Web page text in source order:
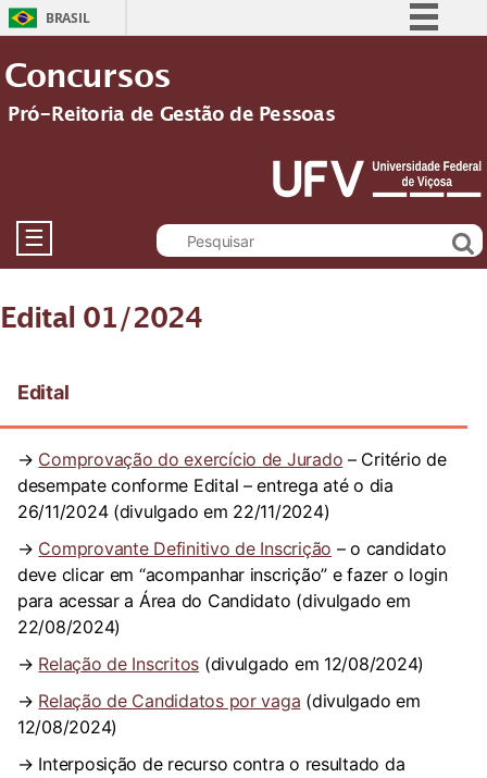
BRASIL
Participe
Acesso à informação
Legislação
Canais
Concursos
Pró-Reitoria de Gestão de Pessoas
☰
Edital 01/2024
Edital
→ Comprovação do exercício de Jurado – Critério de
desempate conforme Edital – entrega até o dia
26/11/2024 (divulgado em 22/11/2024)
→ Comprovante Definitivo de Inscrição – o candidato
deve clicar em “acompanhar inscrição” e fazer o login
para acessar a Área do Candidato (divulgado em
22/08/2024)
→ Relação de Inscritos (divulgado em 12/08/2024)
→ Relação de Candidatos por vaga (divulgado em
12/08/2024)
→ Interposição de recurso contra o resultado da